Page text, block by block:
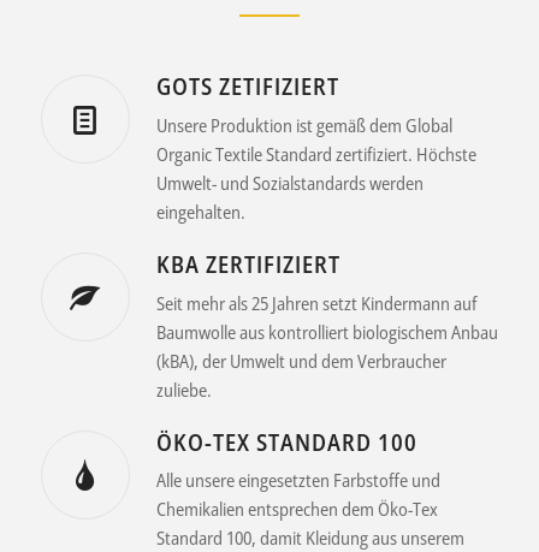
GOTS ZETIFIZIERT
Unsere Produktion ist gemäß dem Global
Organic Textile Standard zertifiziert. Höchste
Umwelt- und Sozialstandards werden
eingehalten.
KBA ZERTIFIZIERT
Seit mehr als 25 Jahren setzt Kindermann auf
Baumwolle aus kontrolliert biologischem Anbau
(kBA), der Umwelt und dem Verbraucher
zuliebe.
ÖKO-TEX STANDARD 100
Alle unsere eingesetzten Farbstoffe und
Chemikalien entsprechen dem Öko-Tex
Standard 100, damit Kleidung aus unserem